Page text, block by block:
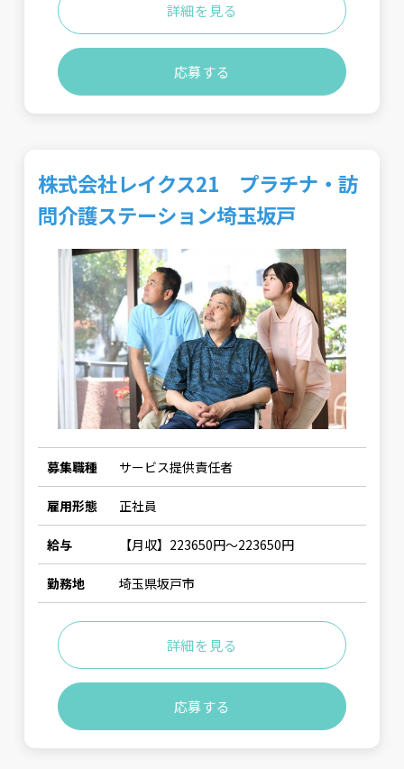
詳細を見る
応募する
株式会社レイクス21 プラチナ・訪
問介護ステーション埼玉坂戸
募集職種 サービス提供責任者
雇用形態 正社員
給与 【月収】223650円〜223650円
勤務地 埼玉県坂戸市
詳細を見る
応募する